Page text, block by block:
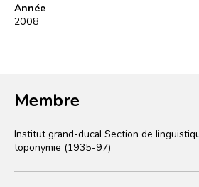
Année
2008
Membre
Institut grand-ducal Section de
toponymie (1935-97)